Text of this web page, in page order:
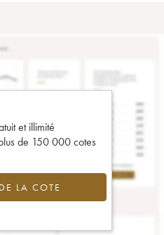
et illimité
de 150 000 cotes
LA COTE